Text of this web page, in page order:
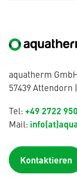
aquatherm
57439 Attendorn
Tel: +49 2722
Mail:
Kontaktieren